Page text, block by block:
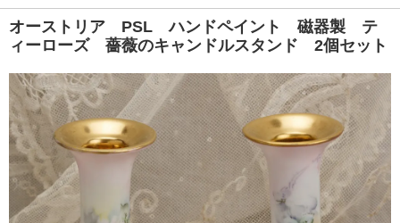
オーストリア PSL ハンドペイント 磁器製 テ
ィーローズ 薔薇のキャンドルスタンド 2個セット